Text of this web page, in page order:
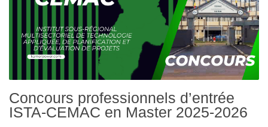
Concours professionnels d’entrée
ISTA-CEMAC en Master 2025-2026